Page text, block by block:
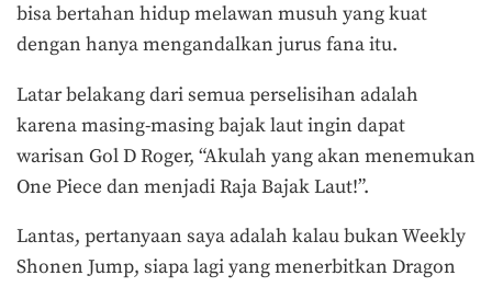
bisa bertahan hidup melawan musuh yang kuat
dengan hanya mengandalkan jurus fana itu.
Latar belakang dari semua perselisihan adalah
karena masing-masing bajak laut ingin dapat
warisan Gol D Roger, “Akulah yang akan menemukan
One Piece dan menjadi Raja Bajak Laut!”.
Lantas, pertanyaan saya adalah kalau bukan Weekly
Shonen Jump, siapa lagi yang menerbitkan Dragon